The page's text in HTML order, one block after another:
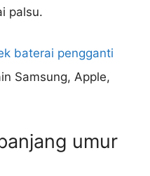
palsu.
baterai pengganti
Samsung, Apple,
umur